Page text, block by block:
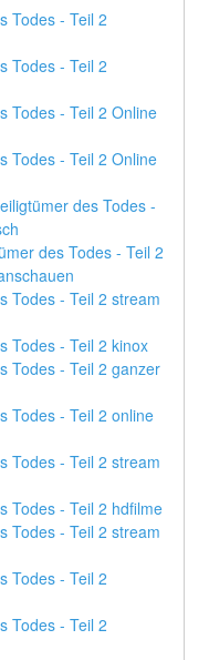
Todes - Teil 2
Todes - Teil 2
Todes - Teil 2 Online
Todes - Teil 2 Online
des Todes -
des Todes - Teil 2
Todes - Teil 2 stream
Todes - Teil 2 kinox
Todes - Teil 2 ganzer
Todes - Teil 2 online
Todes - Teil 2 stream
Todes - Teil 2 hdfilme
Todes - Teil 2 stream
Todes - Teil 2
Todes - Teil 2